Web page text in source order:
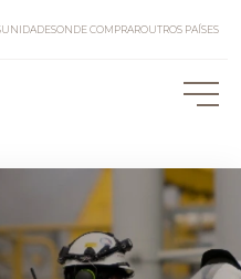
UNIDADESONDE COMPRAROUTROS PAÍSES